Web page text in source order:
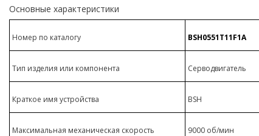
Основные характеристики
Номер по каталогу BSH0551T11F1A
Тип изделия или компонента Серводвигатель
Краткое имя устройства BSH
Максимальная механическая скорость 9000 об/мин